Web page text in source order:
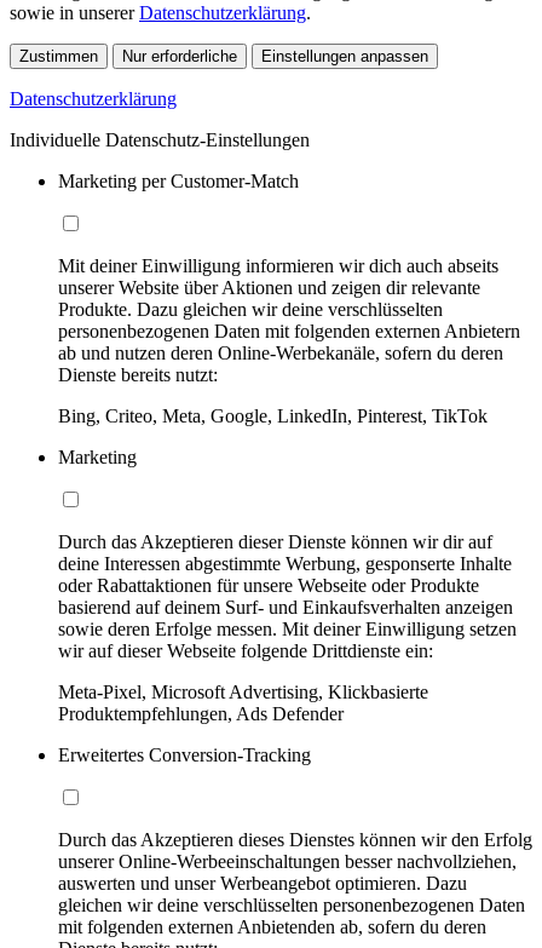
sowie in unsererDatenschutzerklärung.
Zustimmen Nur erforderliche Einstellungen anpassen
Datenschutzerklärung
Individuelle Datenschutz-Einstellungen
Marketing per Customer-Match
Mit deiner Einwilligung informieren wir dich auch abseits
unserer Website über Aktionen und zeigen dir relevante
Produkte. Dazu gleichen wir deine verschlüsselten
personenbezogenen Daten mit folgenden externen Anbietern
ab und nutzen deren Online-Werbekanäle, sofern du deren
Dienste bereits nutzt:
Bing, Criteo, Meta, Google, LinkedIn, Pinterest, TikTok
Marketing
Durch das Akzeptieren dieser Dienste können wir dir auf
deine Interessen abgestimmte Werbung, gesponserte Inhalte
oder Rabattaktionen für unsere Webseite oder Produkte
basierend auf deinem Surf- und Einkaufsverhalten anzeigen
sowie deren Erfolge messen. Mit deiner Einwilligung setzen
wir auf dieser Webseite folgende Drittdienste ein:
Meta-Pixel, Microsoft Advertising, Klickbasierte
Produktempfehlungen, Ads Defender
Erweitertes Conversion-Tracking
Durch das Akzeptieren dieses Dienstes können wir den Erfolg
unserer Online-Werbeeinschaltungen besser nachvollziehen,
auswerten und unser Werbeangebot optimieren. Dazu
gleichen wir deine verschlüsselten personenbezogenen Daten
mit folgenden externen Anbietenden ab, sofern du deren